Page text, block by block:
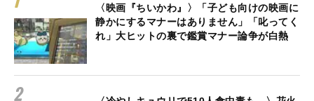
〈映画『ちいかわ』〉「子ども向けの映画に
静かにするマナーはありません」「叱ってく
れ」大ヒットの裏で鑑賞マナー論争が白熱